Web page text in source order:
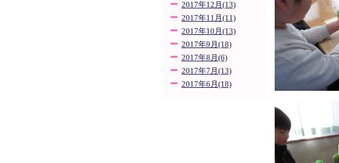
2017年12月(13)
2017年11月(11)
2017年10月(13)
2017年9月(18)
2017年8月(6)
2017年7月(13)
2017年6月(18)